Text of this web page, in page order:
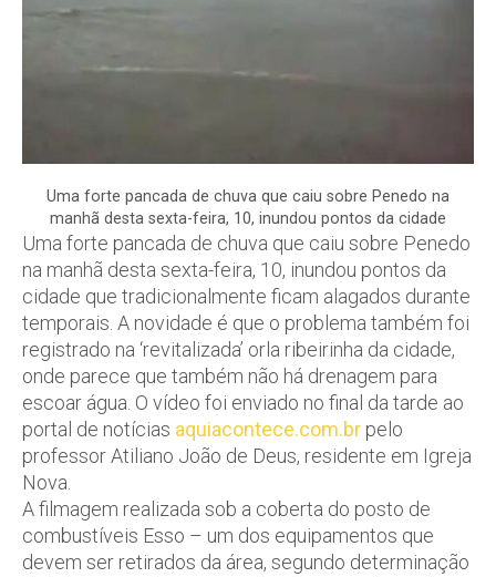
Uma forte pancada de chuva que caiu sobre Penedo na
manhã desta sexta-feira, 10, inundou pontos da cidade
Uma forte pancada de chuva que caiu sobre Penedo
na manhã desta sexta-feira, 10, inundou pontos da
cidade que tradicionalmente ficam alagados durante
temporais. A novidade é que o problema também foi
registrado na ‘revitalizada’ orla ribeirinha da cidade,
onde parece que também não há drenagem para
escoar água. O vídeo foi enviado no final da tarde ao
portal de notícias aquiacontece.com.br pelo
professor Atiliano João de Deus, residente em Igreja
Nova.
A filmagem realizada sob a coberta do posto de
combustíveis Esso – um dos equipamentos que
devem ser retirados da área, segundo determinação